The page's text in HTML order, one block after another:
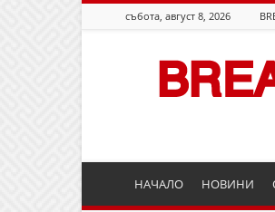
събота, август 8, 2026
НАЧАЛО НОВИНИ